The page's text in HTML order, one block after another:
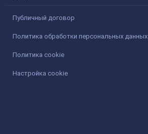
Публичный договор
Политика обработки персональных данных
Политика cookie
Настройка cookie